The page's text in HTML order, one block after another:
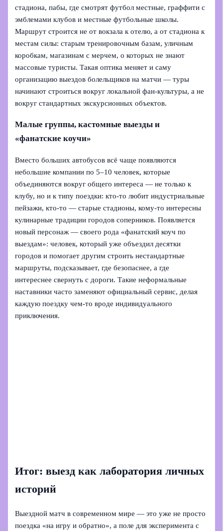
стадиона, пабы, где смотрят футбол местные, граффити с
эмблемами клубов и местные футбольные школы.
Маршрут строится не от вокзала к отелю, а от стадиона к
местам силы: старым тренировочным базам, уличным
коробкам, магазинам с мерчем, о которых не знают
массовые туристы. Такая оптика меняет и саму
организацию выездов болельщиков на матчи — туры
начинают строиться вокруг локальной фан-культуры, а не
вокруг стандартных экскурсионных объектов.
Малые группы, кастомные выезды и
«фанатские коучи»
Вместо больших автобусов всё чаще появляются
небольшие компании по 5–10 человек, которые
объединяются вокруг общего интереса — не только к
клубу, но и к типу поездки: кто-то любит индустриальные
пейзажи, кто-то — старые стадионы, кому-то интересны
кулинарные традиции городов соперников. Появляется
новый персонаж — своего рода «фанатский коуч по
выездам»: человек, который уже объездил десятки
городов и помогает другим строить нестандартные
маршруты, подсказывает, где безопаснее, а где
интереснее свернуть с дороги. Такие неформальные
наставники часто заменяют официальный сервис, делая
каждую поездку чем-то вроде индивидуального
приключения.
Итог: выезд как лаборатория личных
историй
Выездной матч в современном мире — это уже не просто
поездка «на игру и обратно», а поле для эксперимента с